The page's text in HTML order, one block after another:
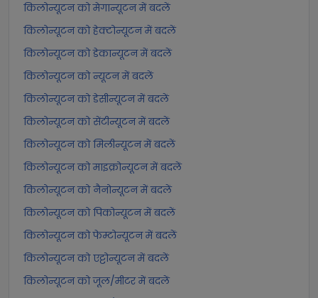
किलोन्यूटन को मेगान्यूटन में बदलें
किलोन्यूटन को हेक्टोन्यूटन में बदलें
किलोन्यूटन को डेकान्यूटन में बदलें
किलोन्यूटन को न्यूटन में बदलें
किलोन्यूटन को डेसीन्यूटन में बदलें
किलोन्यूटन को सेंटीन्यूटन में बदलें
किलोन्यूटन को मिलीन्यूटन में बदलें
किलोन्यूटन को माइक्रोन्यूटन में बदलें
किलोन्यूटन को नैनोन्यूटन में बदलें
किलोन्यूटन को पिकोन्यूटन में बदलें
किलोन्यूटन को फेम्टोन्यूटन में बदलें
किलोन्यूटन को एट्टोन्यूटन में बदलें
किलोन्यूटन को जूल/मीटर में बदलें